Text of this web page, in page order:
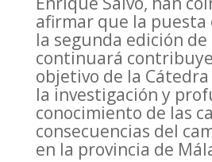
afirmar que la puesta
la segunda edición
continuará
objetivo de la
la investigación y
conocimiento de las
consecuencias del
en la provincia de